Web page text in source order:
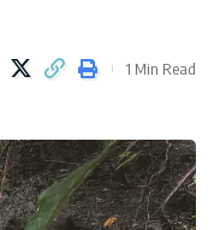
1 Min Read